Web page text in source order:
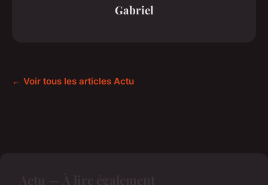
Gabriel
← Voir tous les articles Actu